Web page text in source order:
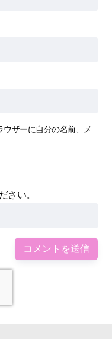
ザーに自分の名前、メ
さい。